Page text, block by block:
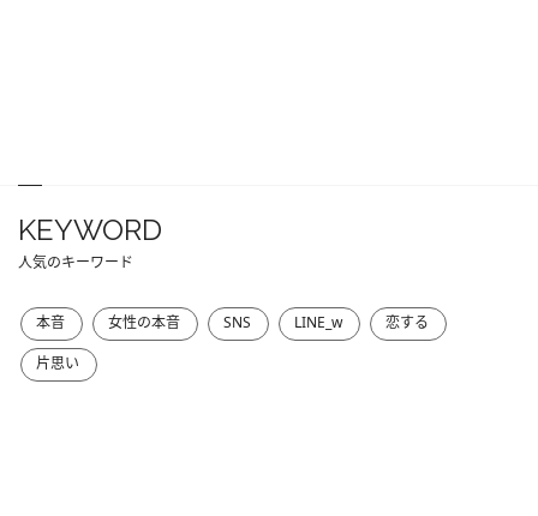
KEYWORD
人気のキーワード
本音 女性の本音 SNS LINE_w
恋する
片思い